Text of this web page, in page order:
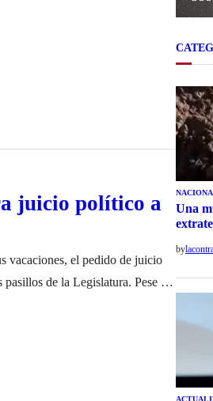
juicio político a
vacaciones, el pedido de juicio
de la Legislatura. Pese a
en la posibilidad de torcer
Una
by